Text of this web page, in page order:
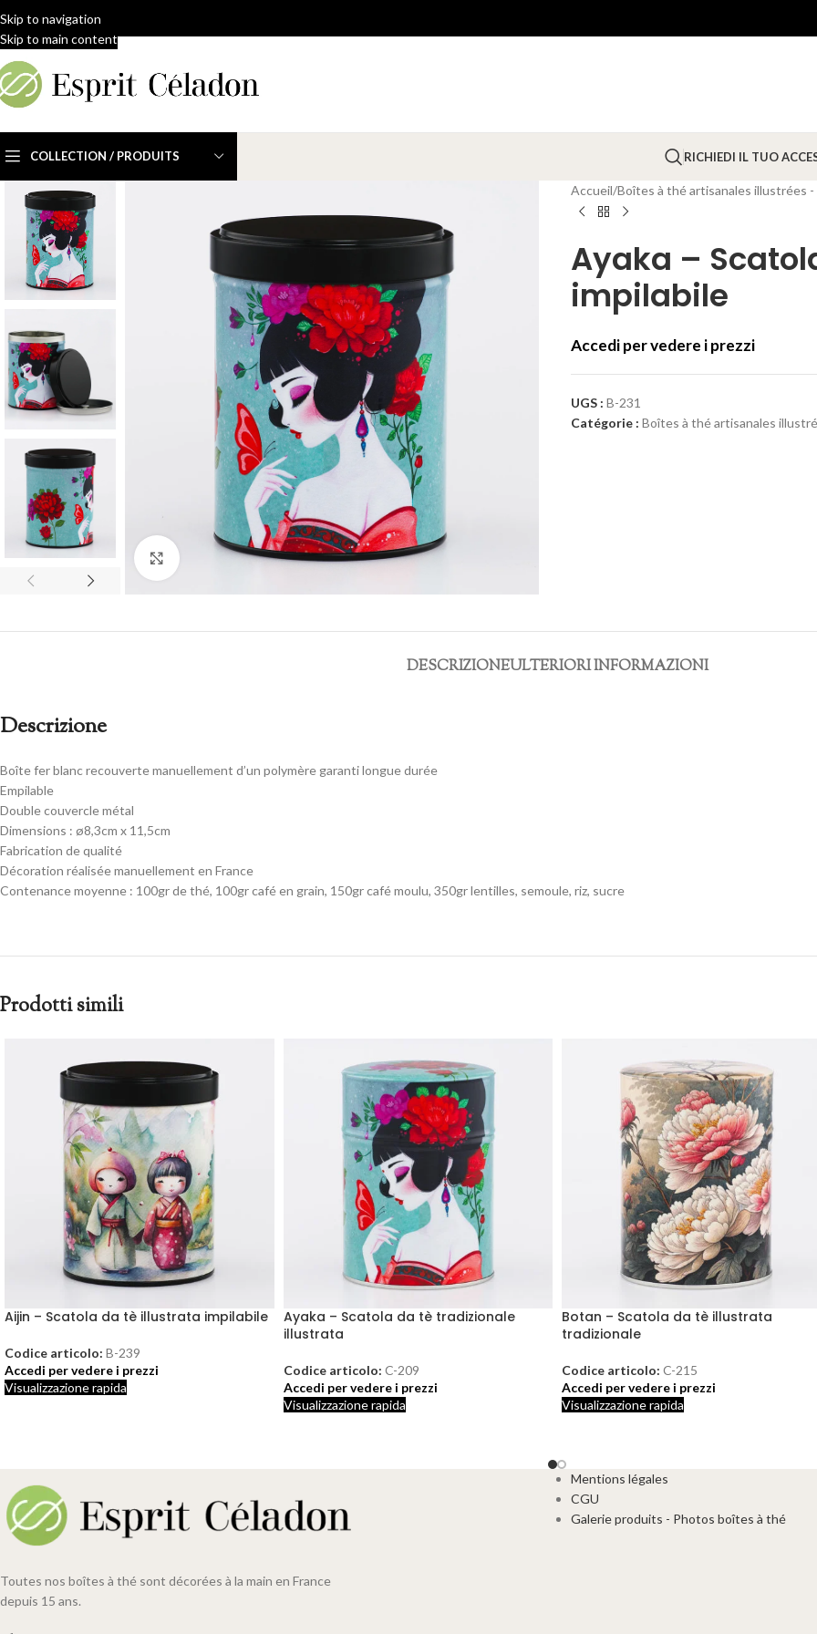
Skip to navigation
Skip to main content
COLLECTION / PRODUITS RICHIEDI IL TUO
Clicca per ingrandire
Accueil/Boîtes à thé artisanales illustrées -
Ayaka –
impilabile
Accedi per vedere i prezzi
UGS : B-231
Catégorie : Boîtes à thé artisanales
DESCRIZIONEULTERIORI INFORMAZIONI
Descrizione
Boîte fer blanc recouverte manuellement d’un polymère garanti longue durée
Empilable
Double couvercle métal
Dimensions : ø8,3cm x 11,5cm
Fabrication de qualité
Décoration réalisée manuellement en France
Contenance moyenne : 100gr de thé, 100gr café en grain, 150gr café moulu, 350gr lentilles, semoule, riz, sucre
Prodotti simili
Aijin – Scatola da tè illustrata impilabile
Codice articolo: B-239
Accedi per vedere i prezzi
Visualizzazione rapida
Ayaka – Scatola da tè tradizionale
illustrata
Codice articolo: C-209
Accedi per vedere i prezzi
Visualizzazione rapida
Botan – Scatola da tè illustrata
tradizionale
Codice articolo: C-215
Accedi per vedere i prezzi
Visualizzazione rapida
Toutes nos boîtes à thé sont décorées à la main en France
depuis 15 ans.
Mentions légales
CGU
Galerie produits - Photos boîtes à thé